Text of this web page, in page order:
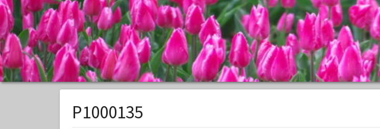
P1000135